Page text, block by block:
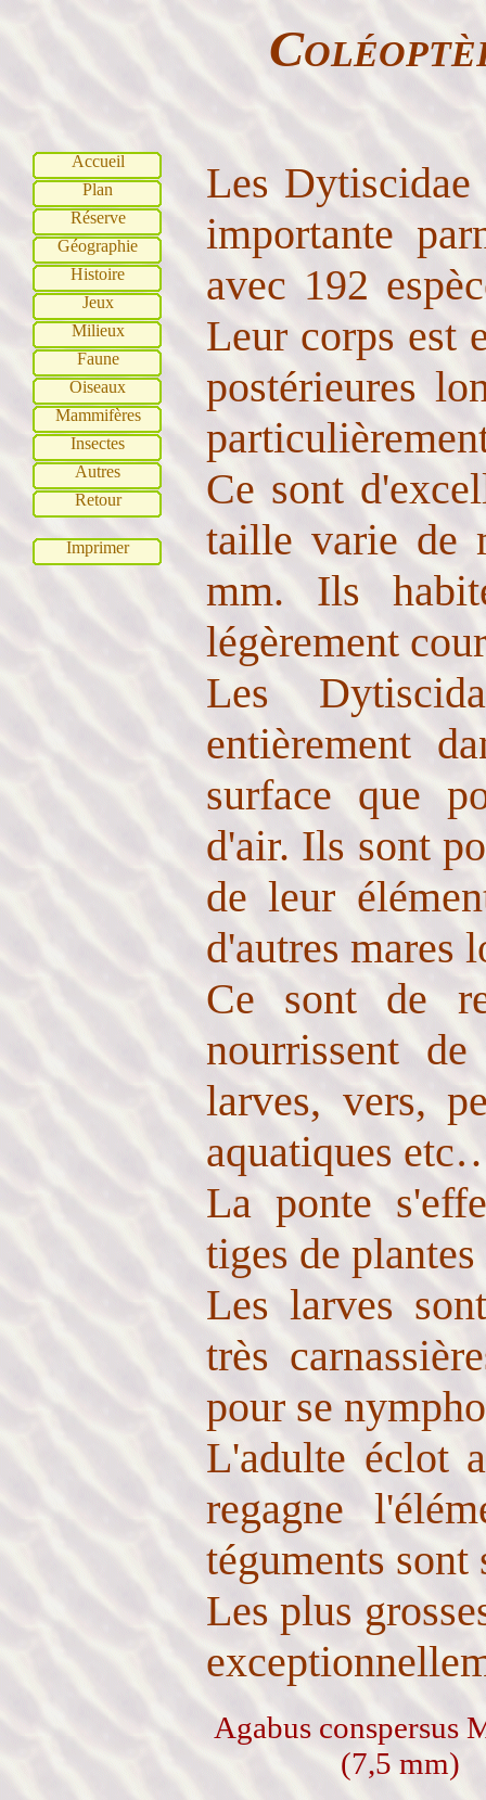
Accueil
Plan
Réserve
Géographie
Histoire
Jeux
Milieux
Faune
Oiseaux
Mammifères
Insectes
Autres
Retour
Imprimer
Les
importante
avec 192
Leur corps est
postérieures
Ce sont
taille varie de
mm. Ils
légèrement
Les
entièrement
surface que
d'air. Ils sont
de leur
d'autres mares
Ce sont de
nourrissent
larves, vers,
aquatiques
La ponte
tiges de
Les larves
très
pour se
L'adulte éclot
regagne
téguments
Les plus
Agabus conspersus
(7,5 mm)